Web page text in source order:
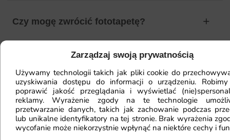
Zarządzaj swoją prywatnością
Używamy technologii takich jak pliki cookie do
uzyskiwania dostępu do informacji o urządzeniu.
poprawić jakość przeglądania i wyświetlać
reklamy. Wyrażenie zgody na te technologie
przetwarzanie danych, takich jak zachowanie podczas
lub unikalne identyfikatory na tej stronie. Brak wyrażenia
wycofanie może niekorzystnie wpłynąć na niektóre cechy i
Czy mogę zwrócić fototapetę?
przygotować ścianę?
Fototapeta ma inny kolor na telefonie
a inny na komputerze. Jak sprawdzić